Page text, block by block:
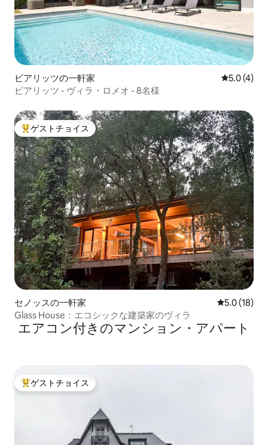
ビアリッツの一軒家 レビュー4
5.0 (4)
ビアリッツ - ヴィラ・ロメオ - 8名様
大好評のゲストチョイスです。
ゲストチョイス
セノッスの一軒家 レビュー18
5.0 (18)
Glass House：エコシックな建築家のヴィラ
エアコン付きのマンション・アパート
大好評のゲストチョイスです。
ゲストチョイス